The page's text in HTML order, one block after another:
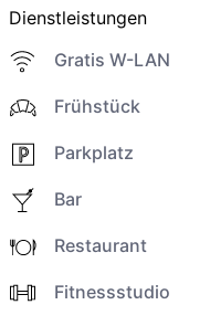
Dienstleistungen
Gratis W-LAN
Frühstück
Parkplatz
Bar
Restaurant
Fitnessstudio